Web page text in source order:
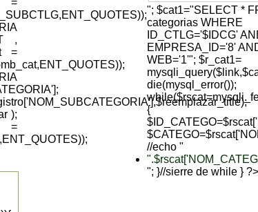
,
=
);
"; $cat1="SELECT *
categorias WHERE
ID_CTLG='$IDCG'
EMPRESA_ID='8'
WEB='1'"; $r_cat1=
die(mysql_error());
{
//echo "
"; }//sierre de while } ?>